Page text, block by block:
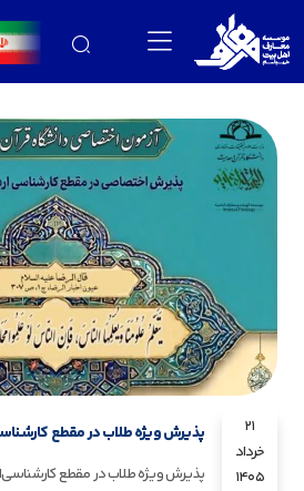
21
خرداد
1405
پذیرش ویژه طلاب در مقطع
پذیرش ویژه طلاب در مقطع